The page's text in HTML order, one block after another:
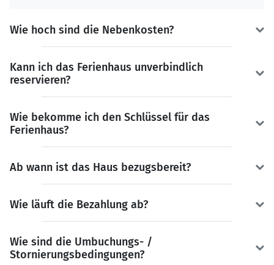
Wie hoch sind die Nebenkosten?
Kann ich das Ferienhaus unverbindlich
reservieren?
Wie bekomme ich den Schlüssel für das
Ferienhaus?
Ab wann ist das Haus bezugsbereit?
Wie läuft die Bezahlung ab?
Wie sind die Umbuchungs- /
Stornierungsbedingungen?